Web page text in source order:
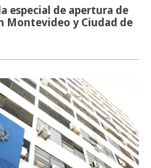
especial de apertura de
Montevideo y Ciudad de